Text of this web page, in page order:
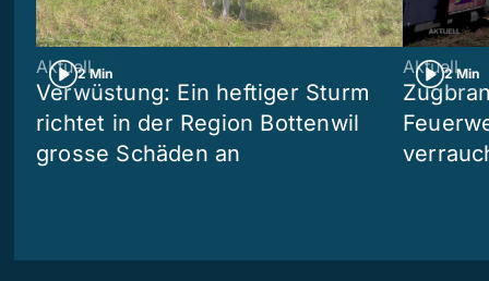
2 Min
Aktuell
Verwüstung: Ein heftiger Sturm
richtet in der Region Bottenwil
grosse Schäden an
2 Min
Aktuell